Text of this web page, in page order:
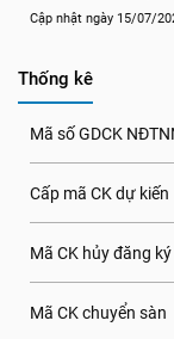
Cập nhật ngày 15/07/
Thống kê
Mã số GDCK
Cấp mã CK dự kiến
Mã CK hủy đăng ký
Mã CK chuyển sàn